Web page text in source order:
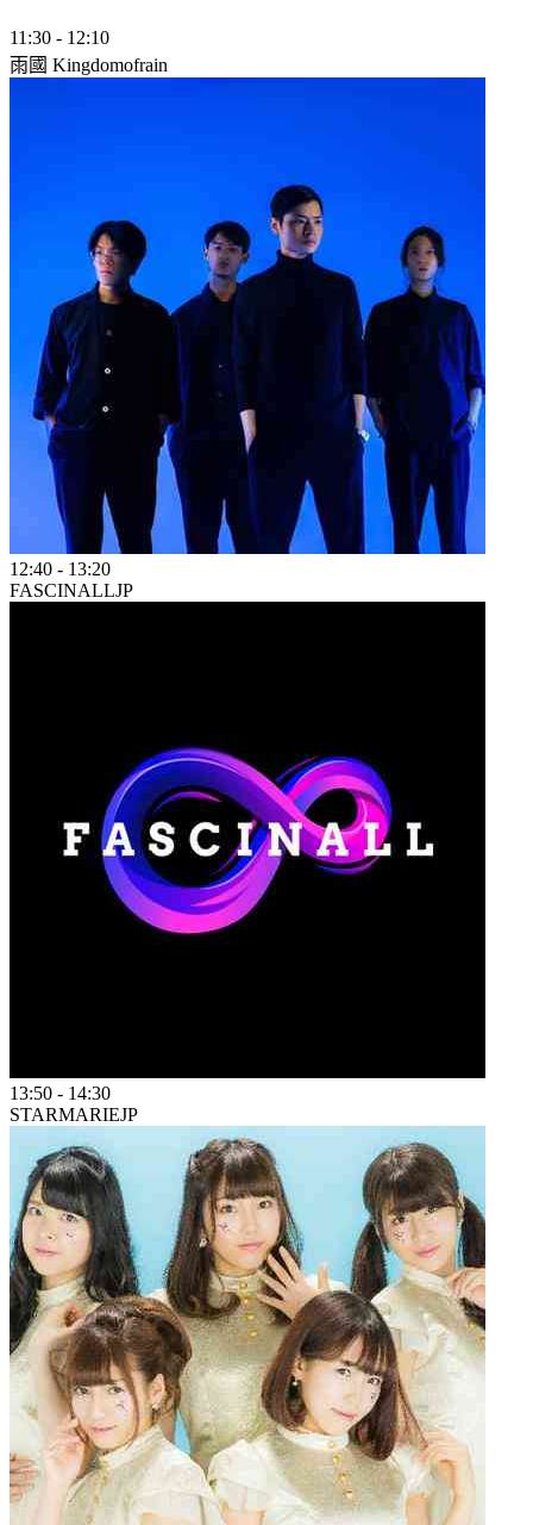
11:30 - 12:10
雨國 Kingdomofrain
12:40 - 13:20
FASCINALLJP
13:50 - 14:30
STARMARIEJP